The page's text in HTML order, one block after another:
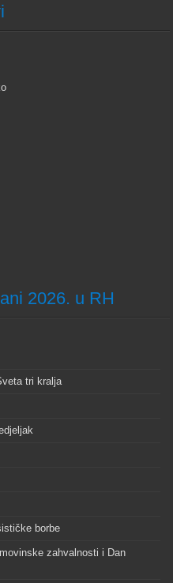
2026. u RH
tri kralja
borbe
zahvalnosti i Dan